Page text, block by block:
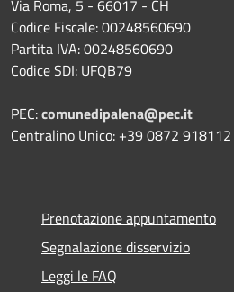
Via Roma, 5 - 66017 - CH
Codice Fiscale: 00248560690
Partita IVA: 00248560690
Codice SDI: UFQB79
PEC:comunedipalena@pec.it
Centralino Unico: +39 0872 918112
Prenotazione appuntamento
Segnalazione disservizio
Leggi le FAQ